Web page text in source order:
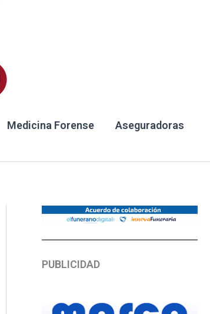
Medicina Forense
Aseguradoras
PUBLICIDAD